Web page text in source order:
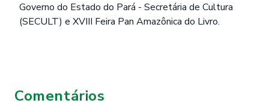
Governo do Estado do Pará - Secretária de Cultura
(SECULT) e XVIII Feira Pan Amazônica do Livro.
Comentários